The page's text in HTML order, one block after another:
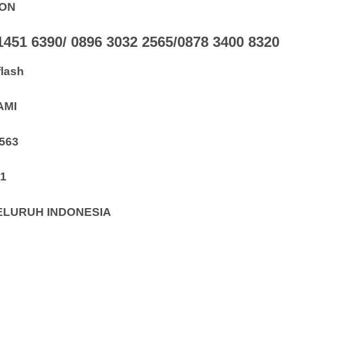
6390/ 0896 3032 2565/0878 3400 8320
INDONESIA